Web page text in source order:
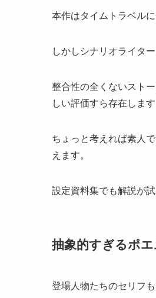
本作はタイムトラベル
しかしシナリオライタ
整合性の全くないスト
しい評価すら存在します
ちょっと考えれば素人
えます。
設定資料集でも解説が
抽象的すぎるポ
登場人物たちのセリフも